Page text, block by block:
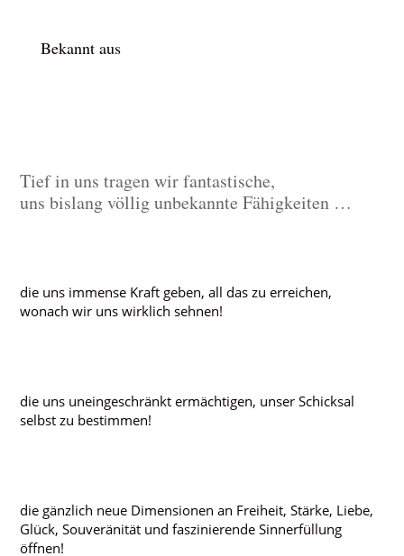
Bekannt aus
Tief in uns tragen wir fantastische,
uns bislang völlig unbekannte Fähigkeiten …
die uns immense Kraft geben, all das zu erreichen,
wonach wir uns wirklich sehnen!
die uns uneingeschränkt ermächtigen, unser Schicksal
selbst zu bestimmen!
die gänzlich neue Dimensionen an Freiheit, Stärke, Liebe,
Glück, Souveränität und faszinierende Sinnerfüllung
öffnen!